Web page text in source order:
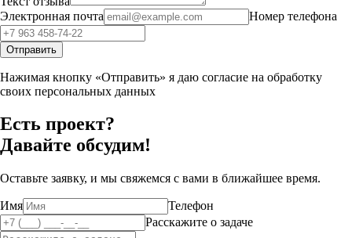
Электронная почта
Номер телефона
Отправить
Нажимая кнопку «Отправить» я даю согласие на обработку
своих персональных данных
Есть проект?
Давайте обсудим!
Оставьте заявку, и мы свяжемся с вами в ближайшее время.
Имя
Телефон
Расскажите о задаче